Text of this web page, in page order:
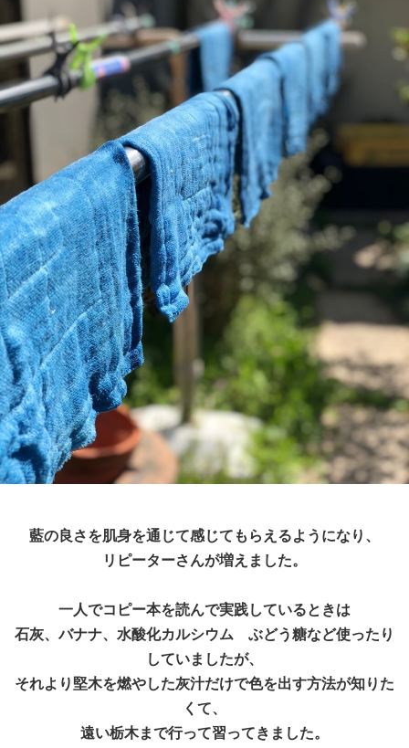
藍の良さを肌身を通じて感じてもらえるようになり、
リピーターさんが増えました。
一人でコピー本を読んで実践しているときは
石灰、バナナ、水酸化カルシウム ぶどう糖など使ったり
していましたが、
それより堅木を燃やした灰汁だけで色を出す方法が知りた
くて、
遠い栃木まで行って習ってきました。